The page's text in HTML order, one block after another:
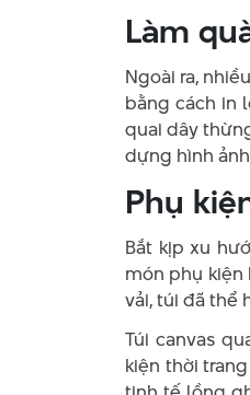
Làm
Ngoài ra,
bằng cách in
quai dây
dựng hình
Phụ
Bắt kịp xu
món phụ kiện
vải, túi đã thể
Túi canvas
kiện thời